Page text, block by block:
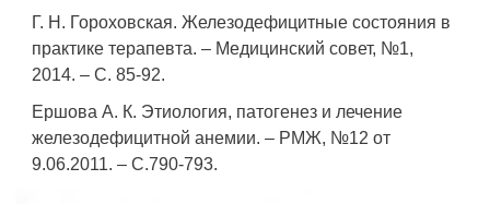
Г. Н. Гороховская. Железодефицитные состояния в
практике терапевта. – Медицинский совет, №1,
2014. – С. 85-92.
Ершова А. К. Этиология, патогенез и лечение
железодефицитной анемии. – РМЖ, №12 от
9.06.2011. – С.790-793.